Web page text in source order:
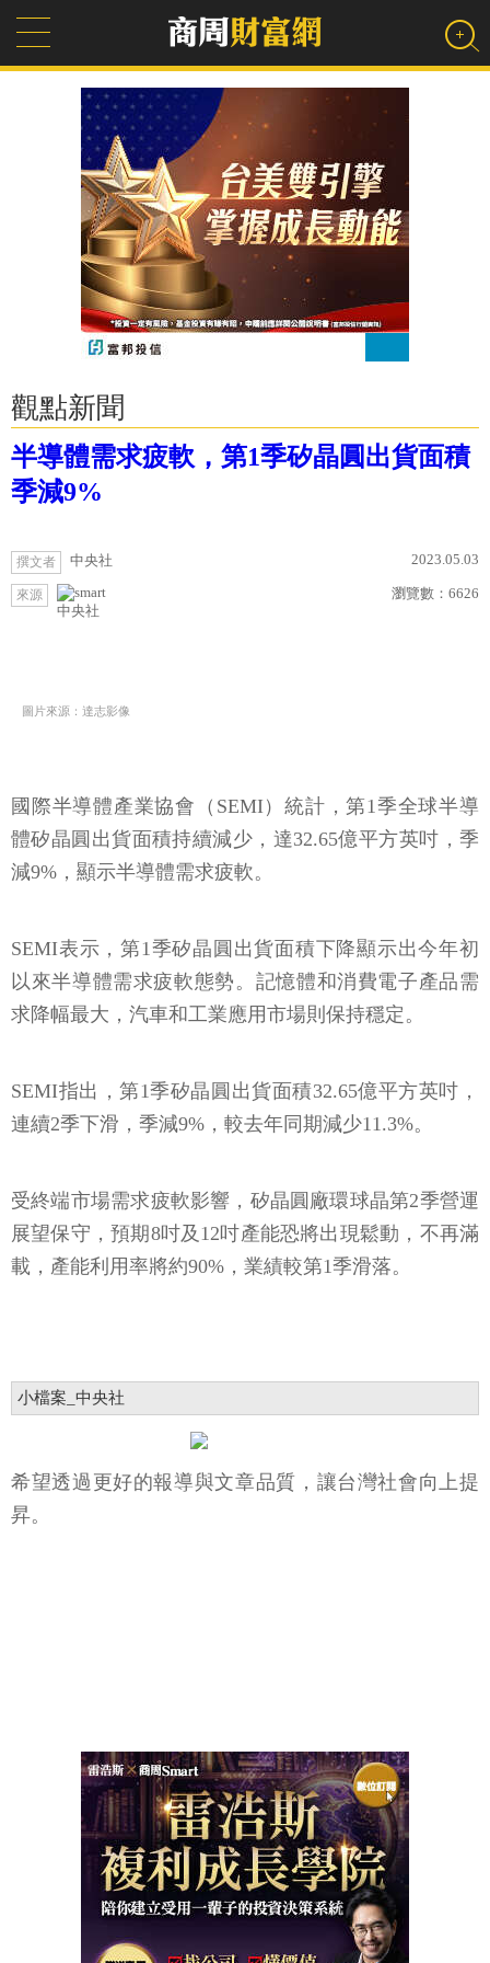
觀點新聞
半導體需求疲軟，第1季矽晶圓出貨面積
季減9%
撰文者 中央社 2023.05.03
來源
中央社
瀏覽數： 6626
圖片來源：達志影像
國際半導體產業協會（SEMI）統計，第1季全球半導
體矽晶圓出貨面積持續減少，達32.65億平方英吋，季
減9%，顯示半導體需求疲軟。
SEMI表示，第1季矽晶圓出貨面積下降顯示出今年初
以來半導體需求疲軟態勢。記憶體和消費電子產品需
求降幅最大，汽車和工業應用市場則保持穩定。
SEMI指出，第1季矽晶圓出貨面積32.65億平方英吋，
連續2季下滑，季減9%，較去年同期減少11.3%。
受終端市場需求疲軟影響，矽晶圓廠環球晶第2季營運
展望保守，預期8吋及12吋產能恐將出現鬆動，不再滿
載，產能利用率將約90%，業績較第1季滑落。
小檔案_中央社
希望透過更好的報導與文章品質，讓台灣社會向上提
昇。